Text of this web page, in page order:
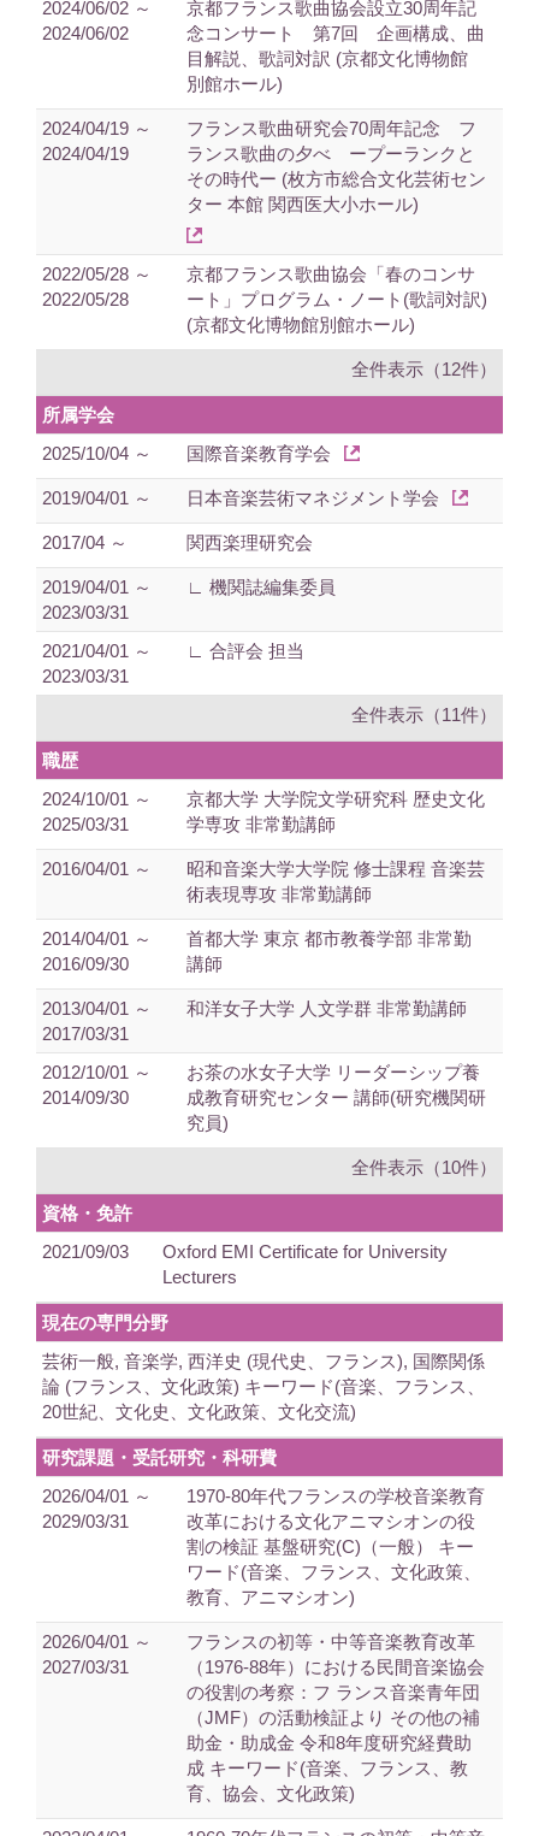
2024/06/02 ～
2024/06/02
京都フランス歌曲協会設立30周年記
念コンサート 第7回 企画構成、曲
目解説、歌詞対訳 (京都文化博物館
別館ホール)
2024/04/19 ～
2024/04/19
フランス歌曲研究会70周年記念 フ
ランス歌曲の夕べ ープーランクと
その時代ー (枚方市総合文化芸術セン
ター 本館 関西医大小ホール)
2022/05/28 ～
2022/05/28
京都フランス歌曲協会「春のコンサ
ート」プログラム・ノート(歌詞対訳)
(京都文化博物館別館ホール)
全件表示（12件）
所属学会
2025/10/04 ～
国際音楽教育学会
2019/04/01 ～ 日本音楽芸術マネジメント学会
2017/04 ～ 関西楽理研究会
2019/04/01 ～
2023/03/31
∟ 機関誌編集委員
2021/04/01 ～
2023/03/31
∟ 合評会 担当
全件表示（11件）
職歴
2024/10/01 ～
2025/03/31
京都大学 大学院文学研究科 歴史文化
学専攻 非常勤講師
2016/04/01 ～
昭和音楽大学大学院 修士課程 音楽芸
術表現専攻 非常勤講師
2014/04/01 ～
2016/09/30
首都大学 東京 都市教養学部 非常勤
講師
2013/04/01 ～
2017/03/31
和洋女子大学 人文学群 非常勤講師
2012/10/01 ～
2014/09/30
お茶の水女子大学 リーダーシップ養
成教育研究センター 講師(研究機関研
究員)
全件表示（10件）
資格・免許
2021/09/03
Oxford EMI Certificate for University
Lecturers
現在の専門分野
芸術一般, 音楽学, 西洋史 (現代史、フランス), 国際関係
論 (フランス、文化政策) キーワード(音楽、フランス、
20世紀、文化史、文化政策、文化交流)
研究課題・受託研究・科研費
2026/04/01 ～
2029/03/31
1970-80年代フランスの学校音楽教育
改革における文化アニマシオンの役
割の検証 基盤研究(C)（一般） キー
ワード(音楽、フランス、文化政策、
教育、アニマシオン)
2026/04/01 ～
2027/03/31
フランスの初等・中等音楽教育改革
（1976-88年）における民間音楽協会
の役割の考察：フ ランス音楽青年団
（JMF）の活動検証より その他の補
助金・助成金 令和8年度研究経費助
成 キーワード(音楽、フランス、教
育、協会、文化政策)